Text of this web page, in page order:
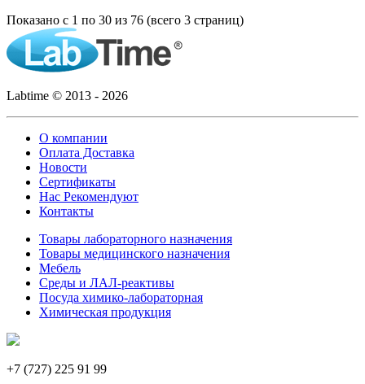
Показано с 1 по 30 из 76 (всего 3 страниц)
Labtime © 2013 - 2026
О компании
Оплата Доставка
Новости
Сертификаты
Нас Рекомендуют
Контакты
Товары лабораторного назначения
Товары медицинского назначения
Мебель
Среды и ЛАЛ-реактивы
Посуда химико-лабораторная
Химическая продукция
+7 (727) 225 91 99